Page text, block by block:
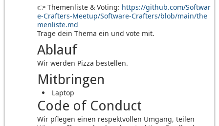
👉 Themenliste & Voting: https://github.com/Softwar
e-Crafters-Meetup/Software-Crafters/blob/main/the
menliste.md
Trage dein Thema ein und vote mit.
Ablauf
Wir werden Pizza bestellen.
Mitbringen
Laptop
Code of Conduct
Wir pflegen einen respektvollen Umgang, teilen